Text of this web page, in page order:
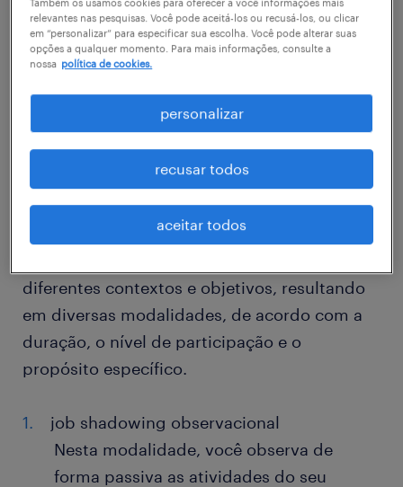
diários. Essa prática não apenas promove a
transferência de conhecimento de forma
prática e contextualizada, mas também
permite absorver competências sociais e
estratégicas utilizadas pelo mentor no
formação profissional do colaborador.
2. tipos de job shadowing
diferentes contextos e objetivos, resultando
em diversas modalidades, de acordo com a
duração, o nível de participação e o
propósito específico.
job shadowing observacional
Nesta modalidade, você observa de
forma passiva as atividades do seu
relevantes nas pesquisas. Você pode aceitá-los ou recusá-los, ou clicar
em “personalizar” para especificar sua escolha. Você pode alterar suas
opções a qualquer momento. Para mais informações, consulte a
nossa política de cookies.
personalizar
recusar todos
aceitar todos